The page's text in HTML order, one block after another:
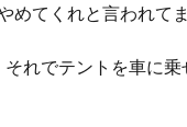
てくれと言われてま
れでテントを車に